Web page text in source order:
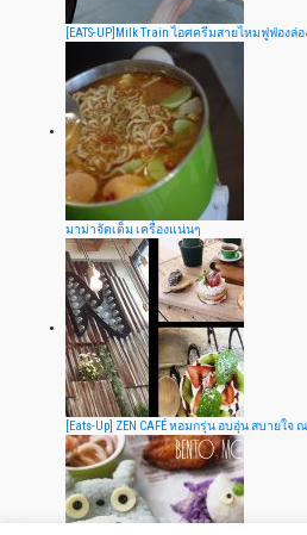
[EATS-UP]Milk Train ไอศครีมสายไหมฟูฟ่องล่
มาม่าจัดเต็ม เครื่องแน่นๆ
[Eats-Up] ZEN CAFÉ หอมกรุ่น อบอุ่น สบายใจ